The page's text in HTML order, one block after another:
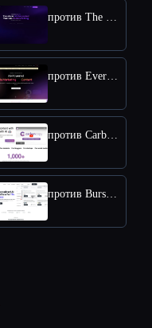
против The Humanize Ai Pro
против Everneed AI
против CarbonCopy
против BurstyAI